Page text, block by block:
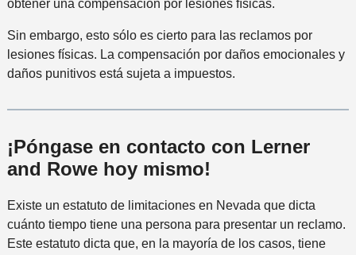
obtener una compensación por lesiones físicas.
Sin embargo, esto sólo es cierto para las reclamos por
lesiones físicas. La compensación por daños emocionales y
daños punitivos está sujeta a impuestos.
¡Póngase en contacto con Lerner
and Rowe hoy mismo!
Existe un estatuto de limitaciones en Nevada que dicta
cuánto tiempo tiene una persona para presentar un reclamo.
Este estatuto dicta que, en la mayoría de los casos, tiene